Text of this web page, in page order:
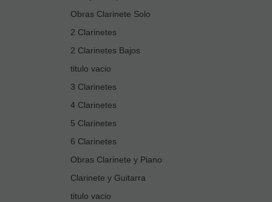
Obras Clarinete Solo
2 Clarinetes
2 Clarinetes Bajos
titulo vacio
3 Clarinetes
4 Clarinetes
5 Clarinetes
6 Clarinetes
Obras Clarinete y Piano
Clarinete y Guitarra
titulo vacio